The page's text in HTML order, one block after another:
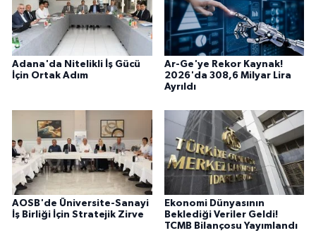
Adana'da Nitelikli İş Gücü
İçin Ortak Adım
Ar-Ge'ye Rekor Kaynak!
2026'da 308,6 Milyar Lira
Ayrıldı
AOSB'de Üniversite-Sanayi
İş Birliği İçin Stratejik Zirve
Ekonomi Dünyasının
Beklediği Veriler Geldi!
TCMB Bilançosu Yayımlandı